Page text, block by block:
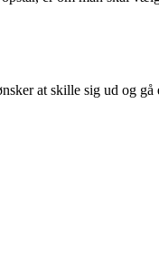
at skille sig ud og